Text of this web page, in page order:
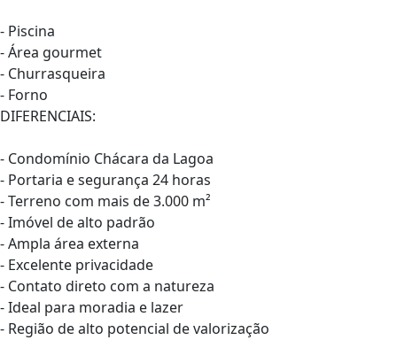
- Piscina
- Área gourmet
- Churrasqueira
- Forno
DIFERENCIAIS:
- Condomínio Chácara da Lagoa
- Portaria e segurança 24 horas
- Terreno com mais de 3.000 m²
- Imóvel de alto padrão
- Ampla área externa
- Excelente privacidade
- Contato direto com a natureza
- Ideal para moradia e lazer
- Região de alto potencial de valorização